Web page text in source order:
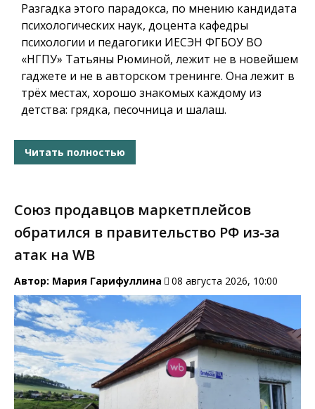
Разгадка этого парадокса, по мнению кандидата
психологических наук, доцента кафедры
психологии и педагогики ИЕСЭН ФГБОУ ВО
«НГПУ» Татьяны Рюминой, лежит не в новейшем
гаджете и не в авторском тренинге. Она лежит в
трёх местах, хорошо знакомых каждому из
детства: грядка, песочница и шалаш.
Читать полностью
Союз продавцов маркетплейсов
обратился в правительство РФ из-за
атак на WB
Автор: Мария Гарифуллина 08 августа 2026, 10:00